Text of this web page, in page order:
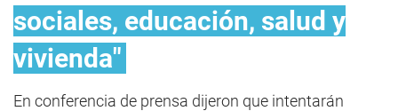
sociales, educación, salud y
vivienda"
En conferencia de prensa dijeron que intentarán